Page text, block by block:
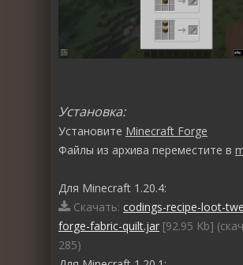
Установка:
Установите Minecraft Forge
Файлы из архива переместите в
Для Minecraft 1.20.4:
Скачать: codings-recipe-loot-
forge-fabric-quilt.jar [92.95 Kb]
285)